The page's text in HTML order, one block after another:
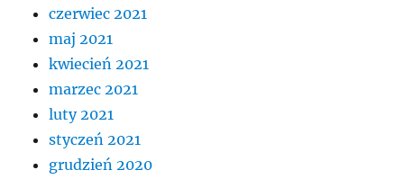
czerwiec 2021
maj 2021
kwiecień 2021
marzec 2021
luty 2021
styczeń 2021
grudzień 2020